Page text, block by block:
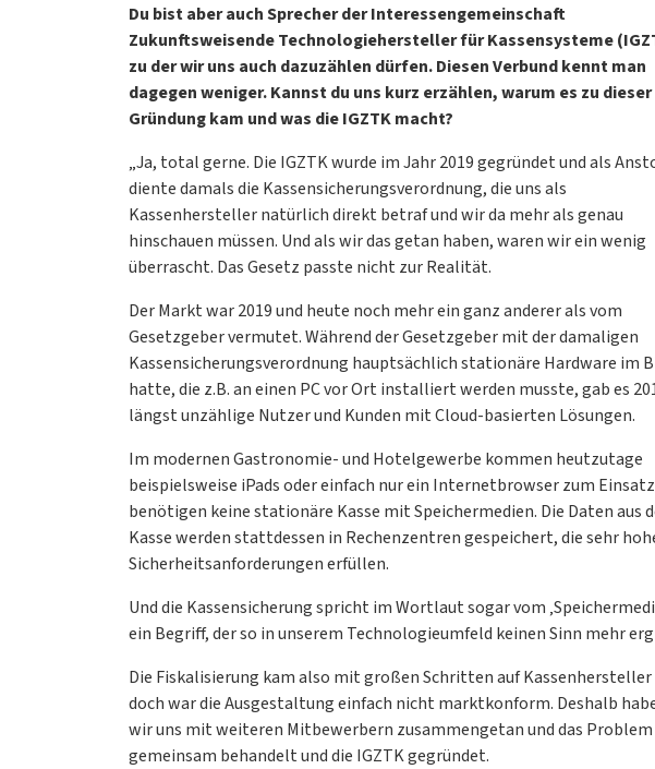
Du bist aber auch Sprecher der Interessengemeinschaft
Zukunftsweisende Technologiehersteller für Kassensysteme
zu der wir uns auch dazuzählen dürfen. Diesen Verbund kennt man
dagegen weniger. Kannst du uns kurz erzählen, warum es zu dieser
Gründung kam und was die IGZTK macht?
„Ja, total gerne. Die IGZTK wurde im Jahr 2019 gegründet und als
diente damals die Kassensicherungsverordnung, die uns als
Kassenhersteller natürlich direkt betraf und wir da mehr als genau
hinschauen müssen. Und als wir das getan haben, waren wir ein wenig
überrascht. Das Gesetz passte nicht zur Realität.
Der Markt war 2019 und heute noch mehr ein ganz anderer als vom
Gesetzgeber vermutet. Während der Gesetzgeber mit der damaligen
Kassensicherungsverordnung hauptsächlich stationäre Hardware im
hatte, die z.B. an einen PC vor Ort installiert werden musste, gab es
längst unzählige Nutzer und Kunden mit Cloud-basierten Lösungen.
Im modernen Gastronomie- und Hotelgewerbe kommen heutzutage
beispielsweise iPads oder einfach nur ein Internetbrowser zum
benötigen keine stationäre Kasse mit Speichermedien. Die Daten aus
Kasse werden stattdessen in Rechenzentren gespeichert, die sehr
Sicherheitsanforderungen erfüllen.
Und die Kassensicherung spricht im Wortlaut sogar vom
ein Begriff, der so in unserem Technologieumfeld keinen Sinn mehr
Die Fiskalisierung kam also mit großen Schritten auf Kassenhersteller
doch war die Ausgestaltung einfach nicht marktkonform. Deshalb
wir uns mit weiteren Mitbewerbern zusammengetan und das Problem
gemeinsam behandelt und die IGZTK gegründet.